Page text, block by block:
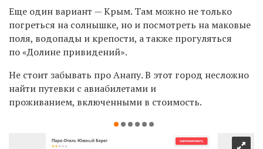
Еще один вариант — Крым. Там можно не только
погреться на солнышке, но и посмотреть на маковые
поля, водопады и крепости, а также прогуляться
по «Долине привидений».
Не стоит забывать про Анапу. В этот город несложно
найти путевки с авиабилетами и
проживанием, включенными в стоимость.